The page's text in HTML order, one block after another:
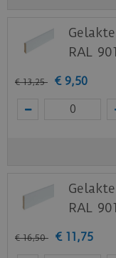
RAL
€ 13,25 € 9,50
RAL
€ 16,50 € 11,75